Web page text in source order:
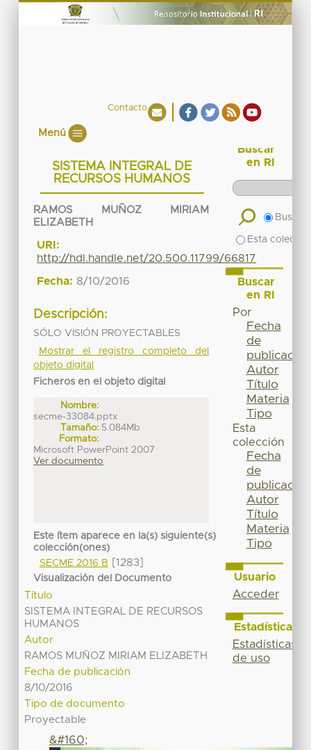
Contacto
Menú
SISTEMA INTEGRAL DE
RECURSOS HUMANOS
RAMOS MUÑOZ MIRIAM
ELIZABETH
URI:
http://hdl.handle.net/20.500.11799/66817
Fecha: 8/10/2016
Descripción:
SÓLO VISIÓN PROYECTABLES
Mostrar el registro completo del
objeto digital
Ficheros en el objeto digital
Nombre:
secme-33084.pptx
Tamaño: 5.084Mb
Formato:
Microsoft PowerPoint 2007
Ver documento
Este ítem aparece en la(s) siguiente(s)
colección(ones)
SECME 2016 B
[1283]
Visualización del Documento
Título
SISTEMA INTEGRAL DE RECURSOS
HUMANOS
Autor
RAMOS MUÑOZ MIRIAM ELIZABETH
Fecha de publicación
8/10/2016
Tipo de documento
Proyectable
&#160;
Buscar
en RI
Buscar
Esta
Buscar
en RI
Por
Fecha
de
publicación
Autor
Título
Materia
Tipo
Esta
colección
Fecha
de
publicación
Autor
Título
Materia
Tipo
Usuario
Acceder
Estadísticas
Estadísticas
de uso